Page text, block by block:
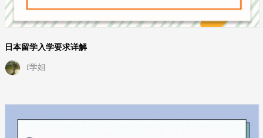
日本留学入学要求详解
f学姐